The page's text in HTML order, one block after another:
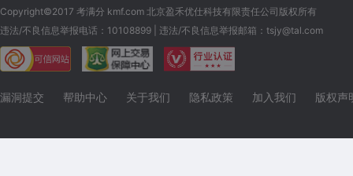
Copyright©2017 考满分 kmf.com 北京盈禾优仕科技有限责任公司版权所有
违法/不良信息举报电话：10108899 | 违法/不良信息举报邮箱：tsjy@tal.com
漏洞提交 帮助中心 关于我们 隐私政策 加入我们 版权声